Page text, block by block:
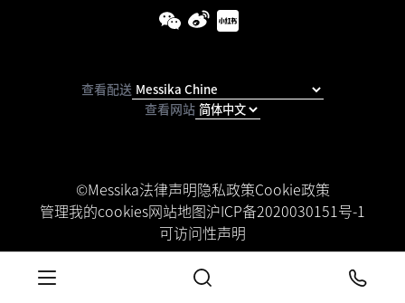
©Messika法律声明隐私政策Cookie政策
管理我的cookies网站地图沪ICP备2020030151号-1
可访问性声明
查看配送
查看网站